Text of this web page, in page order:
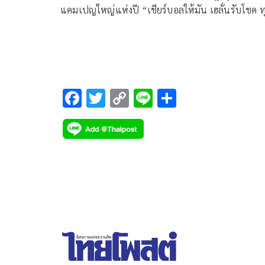
แคมเปญใหญ่แห่งปี “เชียร์บอลให้มัน เฮลั่นรับโชค
ร่วมสนุกผ่านแอปพลิเคชันพร้อมโพสต์ (Prompt
และเป๋าตัง จำหน่ายในราคาใบละ 3 บาท โดยเปิดให้
แฟนบอล “เชียร์บอลให้มัน เฮลั่นรับโชค ได้ทุกที่ทุก
เวลา” ตั้งแต่วันที่ 1 มิถุนายน – 19 กรกฎาคม 2569
F
ac
e
T
wi
tt
C
o
p
Li